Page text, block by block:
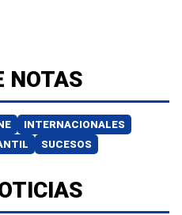
NOTAS
INTERNACIONALES
SUCESOS